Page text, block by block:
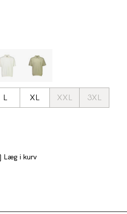
L XL XXL
3XL
Læg i kurv